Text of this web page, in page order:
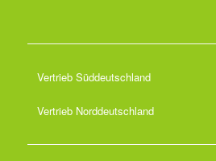
Vertrieb Süddeutschland
Vertrieb Norddeutschland